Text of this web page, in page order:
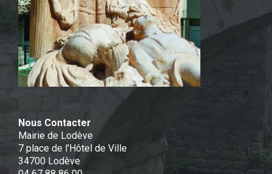
Nous Contacter
Mairie de Lodève
7 place de l'Hôtel de Ville
34700 Lodève